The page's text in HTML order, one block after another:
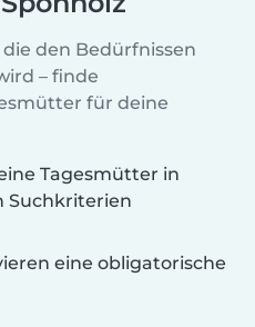
den Bedürfnissen
– finde
für deine
Tagesmütter in
Suchkriterien
eine obligatorische